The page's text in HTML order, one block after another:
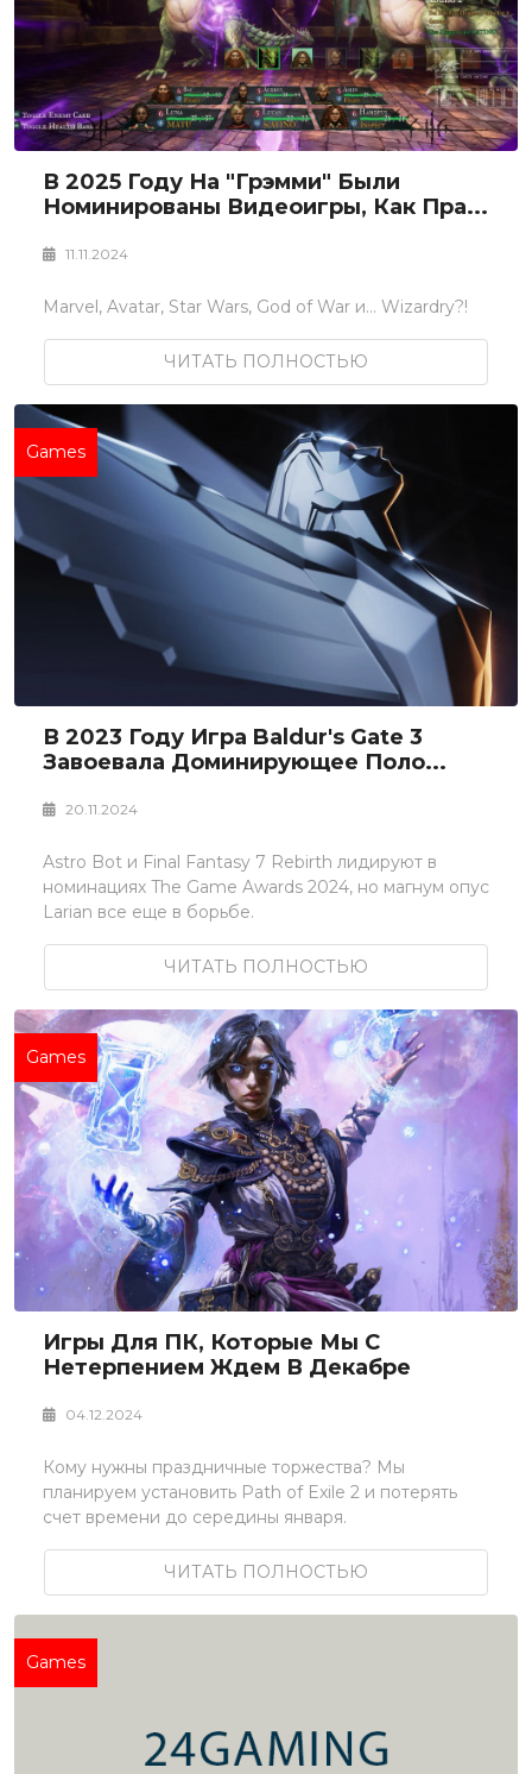
В 2025 Году На "Грэмми" Были
Номинированы Видеоигры, Как Пра...
11.11.2024
Marvel, Avatar, Star Wars, God of War и... Wizardry?!
ЧИТАТЬ ПОЛНОСТЬЮ
Games
В 2023 Году Игра Baldur's Gate 3
Завоевала Доминирующее Поло...
20.11.2024
Astro Bot и Final Fantasy 7 Rebirth лидируют в
номинациях The Game Awards 2024, но магнум опус
Larian все еще в борьбе.
ЧИТАТЬ ПОЛНОСТЬЮ
Games
Игры Для ПК, Которые Мы С
Нетерпением Ждем В Декабре
04.12.2024
Кому нужны праздничные торжества? Мы
планируем установить Path of Exile 2 и потерять
счет времени до середины января.
ЧИТАТЬ ПОЛНОСТЬЮ
Games